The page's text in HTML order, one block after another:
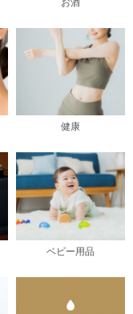
お酒
健康
ベビー用品